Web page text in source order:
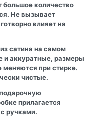
большое количество
Не вызывает
влияет на
сатина на самом
аккуратные, размеры
меняются при стирке.
чистые.
прилагается
ручками.